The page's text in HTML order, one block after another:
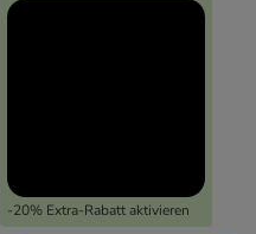
-20% Extra-Rabatt aktivieren